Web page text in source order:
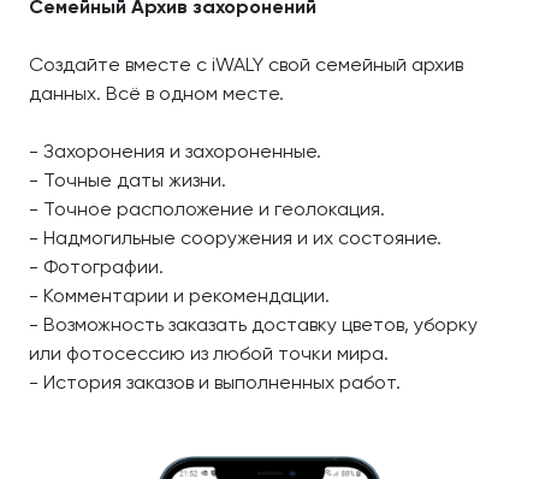
Семейный Архив захоронений
Создайте вместе с iWALY свой семейный архив
данных. Всё в одном месте.
- Захоронения и захороненные.
- Точные даты жизни.
- Точное расположение и геолокация.
- Надмогильные сооружения и их состояние.
- Фотографии.
- Комментарии и рекомендации.
- Возможность заказать доставку цветов, уборку
или фотосессию из любой точки мира.
- История заказов и выполненных работ.